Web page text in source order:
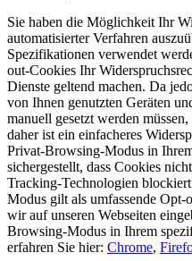
Sie haben die Möglichkeit Ihr
automatisierter Verfahren
Spezifikationen verwendet
out-Cookies Ihr
Dienste geltend machen. Da
von Ihnen genutzten Geräten
manuell gesetzt werden
daher ist ein einfacheres
Privat-Browsing-Modus in
sichergestellt, dass Cookies
Tracking-Technologien
Modus gilt als umfassende
wir auf unseren Webseiten
Browsing-Modus in Ihrem
erfahren Sie hier: Chrome,